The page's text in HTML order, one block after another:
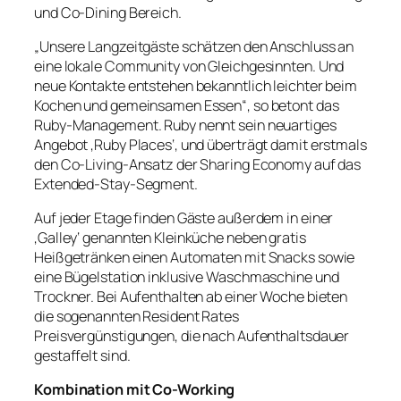
und Co-Dining Bereich.
„Unsere Langzeitgäste schätzen den Anschluss an
eine lokale Community von Gleichgesinnten. Und
neue Kontakte entstehen bekanntlich leichter beim
Kochen und gemeinsamen Essen“, so betont das
Ruby-Management. Ruby nennt sein neuartiges
Angebot ‚Ruby Places‘, und überträgt damit erstmals
den Co-Living-Ansatz der Sharing Economy auf das
Extended-Stay-Segment.
Auf jeder Etage finden Gäste außerdem in einer
‚Galley‘ genannten Kleinküche neben gratis
Heißgetränken einen Automaten mit Snacks sowie
eine Bügelstation inklusive Waschmaschine und
Trockner. Bei Aufenthalten ab einer Woche bieten
die sogenannten Resident Rates
Preisvergünstigungen, die nach Aufenthaltsdauer
gestaffelt sind.
Kombination mit Co-Working